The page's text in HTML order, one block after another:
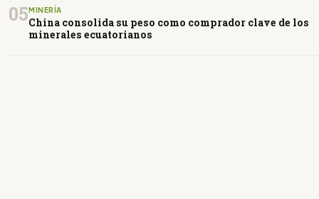
05MINERÍA
China consolida su peso como comprador clave de los
minerales ecuatorianos